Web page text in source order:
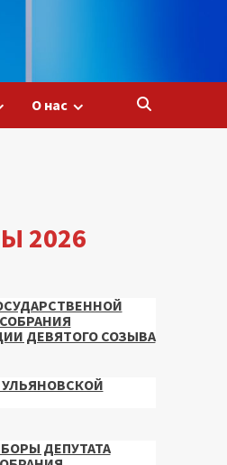
О нас
2026
ДЕВЯТОГО СОЗЫВА
ДЕПУТАТА